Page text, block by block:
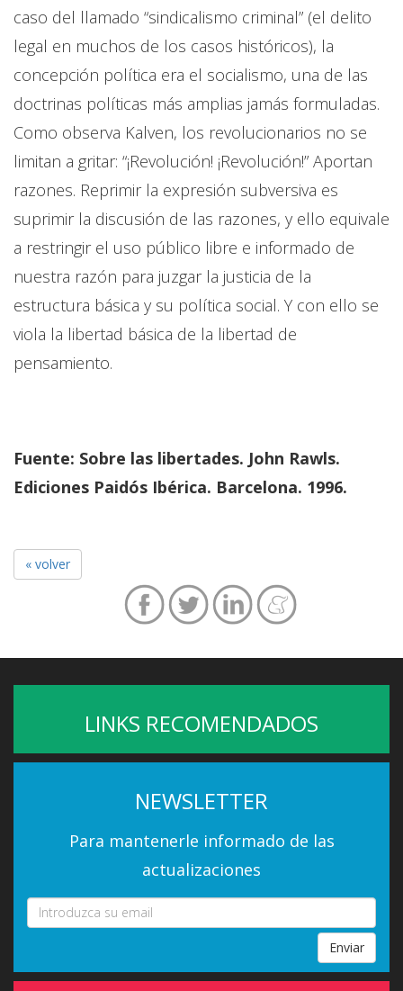
caso del llamado “sindicalismo criminal” (el delito
legal en muchos de los casos históricos), la
concepción política era el socialismo, una de las
doctrinas políticas más amplias jamás formuladas.
Como observa Kalven, los revolucionarios no se
limitan a gritar: “¡Revolución! ¡Revolución!” Aportan
razones. Reprimir la expresión subversiva es
suprimir la discusión de las razones, y ello equivale
a restringir el uso público libre e informado de
nuestra razón para juzgar la justicia de la
estructura básica y su política social. Y con ello se
viola la libertad básica de la libertad de
pensamiento.
Fuente: Sobre las libertades. John Rawls.
Ediciones Paidós Ibérica. Barcelona. 1996.
« volver
LINKS RECOMENDADOS
NEWSLETTER
Para mantenerle informado de las
actualizaciones
Enviar